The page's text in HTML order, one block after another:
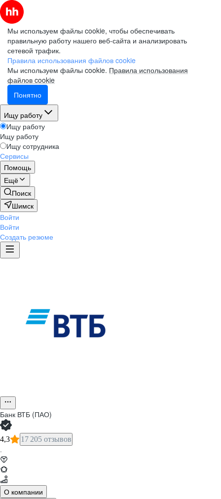
Мы используем файлы cookie, чтобы обеспечивать
правильную работу нашего веб-сайта и анализировать
сетевой трафик.
Правила использования файлов cookie
Мы используем файлы cookie. Правила использования
файлов cookie
Понятно
Ищу работу
Ищу работу
Ищу работу
Ищу сотрудника
Сервисы
Помощь
Ещё
Поиск
Шимск
Войти
Войти
Создать резюме
Банк ВТБ (ПАО)
4,3 17 205 отзывов
·
О компании